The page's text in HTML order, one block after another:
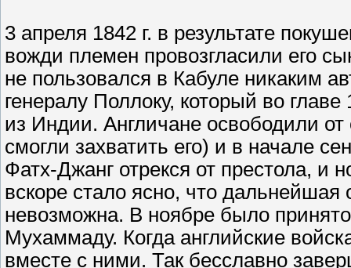
3 апреля 1842 г. в результате
вожди племен провозгласили его
не пользовался в Кабуле никаким
генералу Поллоку, который во
из Индии. Англичане освободили
смогли захватить его) и в начале
Фатх-Джанг отрекся от престола,
вскоре стало ясно, что
невозможна. В ноябре было
Мухаммаду. Когда английские
вместе с ними. Так бесславно